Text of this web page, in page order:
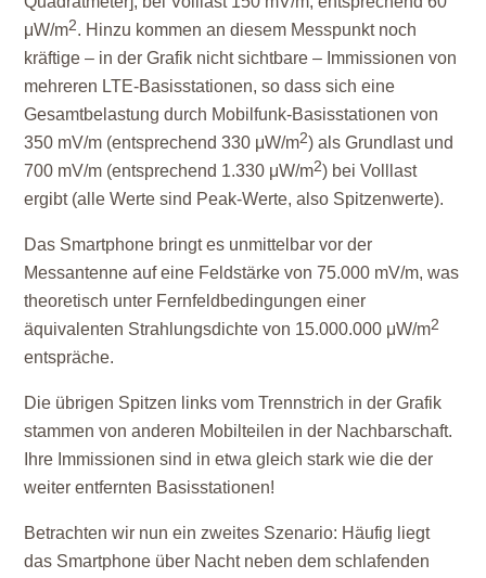
μW/m2. Hinzu kommen an diesem Messpunkt noch
kräftige – in der Grafik nicht sichtbare – Immissionen von
mehreren LTE-Basisstationen, so dass sich eine
Gesamtbelastung durch Mobilfunk-Basisstationen von
350 mV/m (entsprechend 330 μW/m2) als Grundlast und
700 mV/m (entsprechend 1.330 μW/m2) bei Volllast
ergibt (alle Werte sind Peak-Werte, also Spitzenwerte).
Das Smartphone bringt es unmittelbar vor der
Messantenne auf eine Feldstärke von 75.000 mV/m, was
theoretisch unter Fernfeldbedingungen einer
äquivalenten Strahlungsdichte von 15.000.000 μW/m2
entspräche.
Die übrigen Spitzen links vom Trennstrich in der Grafik
stammen von anderen Mobilteilen in der Nachbarschaft.
Ihre Immissionen sind in etwa gleich stark wie die der
weiter entfernten Basisstationen!
Betrachten wir nun ein zweites Szenario: Häufig liegt
das Smartphone über Nacht neben dem schlafenden